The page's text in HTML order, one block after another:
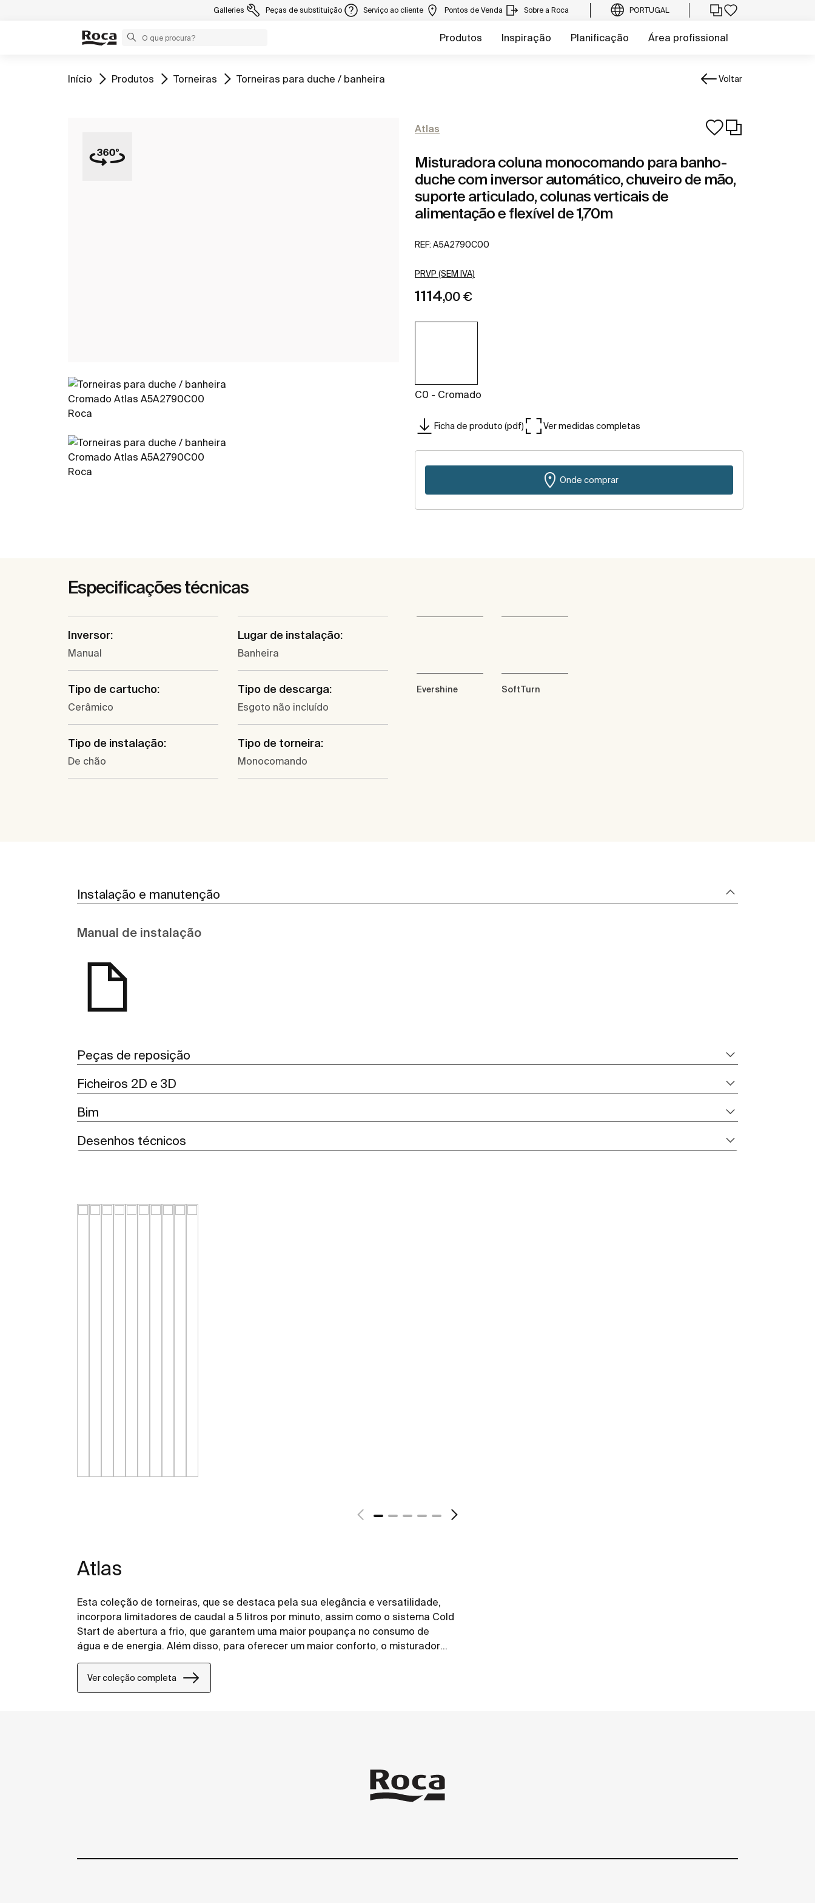
Galleries Peças de substituição Serviço ao cliente Pontos de Venda Sobre a Roca PORTUGAL
Produtos Inspiração Planificação Área profissional
Ir para
Início Ir para
Produtos Ir para
Torneiras Ir para
Torneiras para duche / banheira Voltar
Atlas
Misturadora coluna monocomando para banho-
duche com inversor automático, chuveiro de mão,
suporte articulado, colunas verticais de
alimentação e flexível de 1,70m
REF: A5A2790C00
PRVP (SEM IVA)
1114,00 €
C0 - Cromado
Ficha de produto (pdf) Ver medidas completas
Onde comprar
Especificações técnicas
Inversor:
Manual
Lugar de instalação:
Banheira
Tipo de cartucho:
Cerâmico
Tipo de descarga:
Esgoto não incluído
Tipo de instalação:
De chão
Tipo de torneira:
Monocomando
Evershine SoftTurn
Instalação e manutenção
Manual de instalação
Peças de reposição
Ficheiros 2D e 3D
Bim
Desenhos técnicos
Atlas
Esta coleção de torneiras, que se destaca pela sua elegância e versatilidade,
incorpora limitadores de caudal a 5 litros por minuto, assim como o sistema Cold
Start de abertura a frio, que garantem uma maior poupança no consumo de
água e de energia. Além disso, para oferecer um maior conforto, o misturador
para duche está equipado com uma estante amovível opcional que facilita a
arrumação dos produtos de higiene pessoal.
Ver coleção completa